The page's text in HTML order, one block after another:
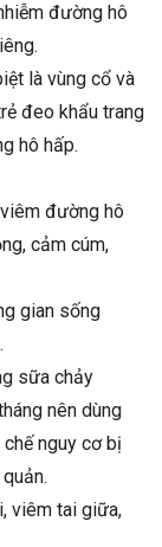
đường hô
là vùng cổ và
đeo khẩu trang
hô hấp.
đường hô
cảm cúm,
gian sống
sữa chảy
nên dùng
nguy cơ bị
viêm tai giữa,